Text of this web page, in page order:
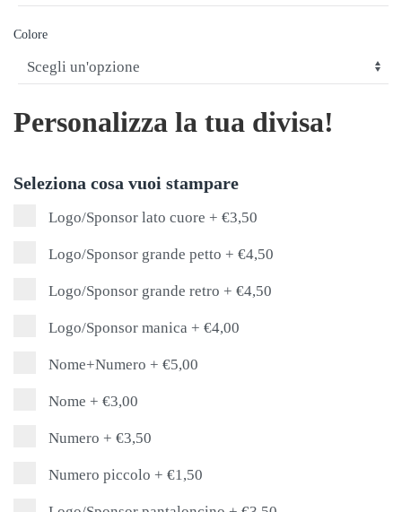
Colore
Personalizza la tua divisa!
Seleziona cosa vuoi stampare
Logo/Sponsor lato cuore + €3,50
Logo/Sponsor grande petto + €4,50
Logo/Sponsor grande retro + €4,50
Logo/Sponsor manica + €4,00
Nome+Numero + €5,00
Nome + €3,00
Numero + €3,50
Numero piccolo + €1,50